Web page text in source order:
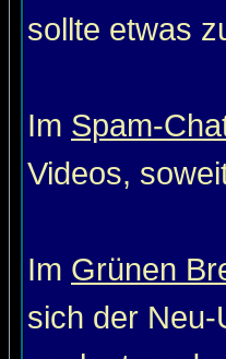
sollte etwas
Im Spam-
Videos,
Im Grünen
sich der